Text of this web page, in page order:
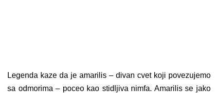
Legenda kaze da je amarilis – divan cvet koji povezujemo
sa odmorima – poceo kao stidljiva nimfa. Amarilis se jako